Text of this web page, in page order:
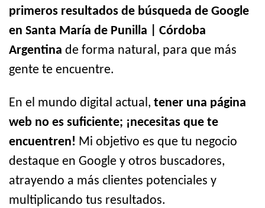
primeros resultados de búsqueda de Google
en Santa María de Punilla | Córdoba
Argentina de forma natural, para que más
gente te encuentre.
En el mundo digital actual, tener una página
web no es suficiente; ¡necesitas que te
encuentren! Mi objetivo es que tu negocio
destaque en Google y otros buscadores,
atrayendo a más clientes potenciales y
multiplicando tus resultados.